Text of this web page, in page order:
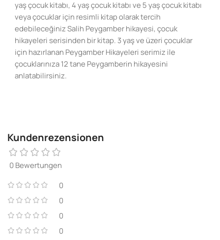
yaş çocuk kitabı, 4 yaş çocuk kitabı ve 5 yaş çocuk kitabı
veya çocuklar için resimli kitap olarak tercih
edebileceğiniz Salih Peygamber hikayesi, çocuk
hikayeleri serisinden bir kitap. 3 yaş ve üzeri çocuklar
için hazırlanan Peygamber Hikayeleri serimiz ile
çocuklarınıza 12 tane Peygamberin hikayesini
anlatabilirsiniz.
Kundenrezensionen
0 Bewertungen
0
0
0
0